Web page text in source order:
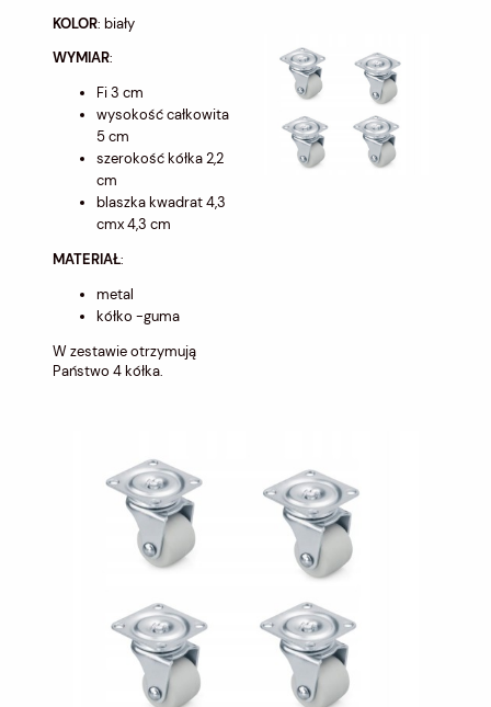
KOLOR: biały
WYMIAR:
Fi 3 cm
wysokość całkowita
5 cm
szerokość kółka 2,2
cm
blaszka kwadrat 4,3
cmx 4,3 cm
MATERIAŁ:
metal
kółko -guma
W zestawie otrzymują
Państwo 4 kółka.